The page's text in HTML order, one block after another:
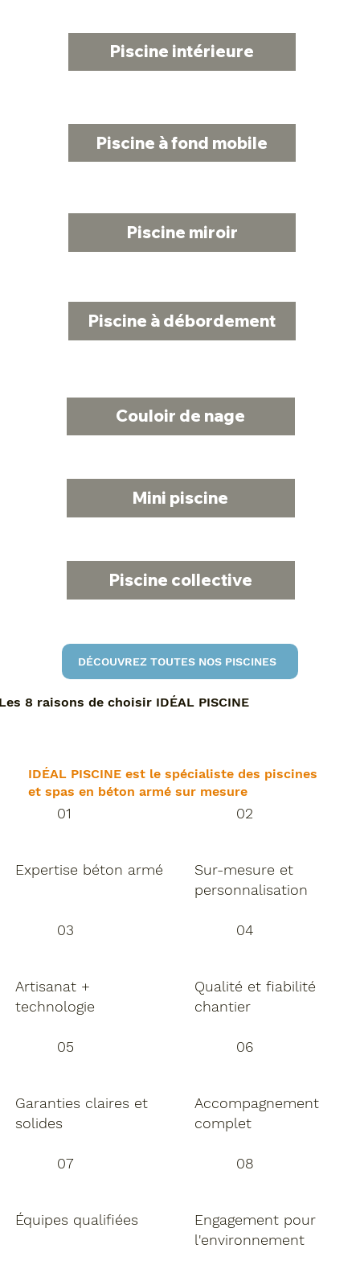
Piscine intérieure
Piscine à fond mobile
Piscine miroir
Piscine à débordement
Couloir de nage
Mini piscine
Piscine collective
DÉCOUVREZ TOUTES NOS PISCINES
8 raisons de choisir IDÉAL PISCINE
IDÉAL PISCINE est le spécialiste des piscines
et spas en béton armé sur mesure
01
Expertise béton armé
02
Sur-mesure et
personnalisation
03
Artisanat +
technologie
04
Qualité et fiabilité
chantier
05
Garanties claires et
solides
06
Accompagnement
complet
07
Équipes qualifiées
08
Engagement pour
l'environnement